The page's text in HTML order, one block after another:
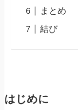
まとめ
結び
はじめに